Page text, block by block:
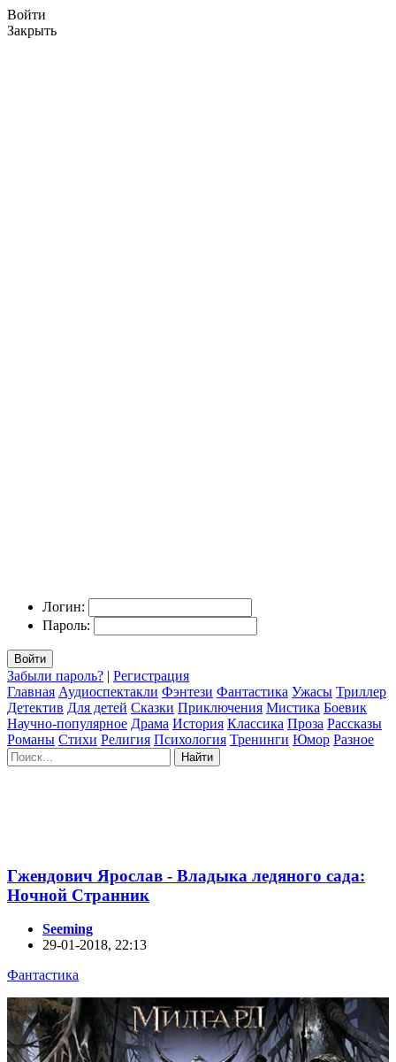
Войти
Закрыть
Логин:
Пароль:
Войти
Забыли пароль? | Регистрация
Главная Аудиоспектакли Фэнтези Фантастика Ужасы Триллер
Детектив Для детей Сказки Приключения Мистика Боевик
Научно-популярное Драма История Классика Проза Рассказы
Романы Стихи Религия Психология Тренинги Юмор Разное
Найти
Гжендович Ярослав - Владыка ледяного сада:
Ночной Странник
Seeming
29-01-2018, 22:13
Фантастика